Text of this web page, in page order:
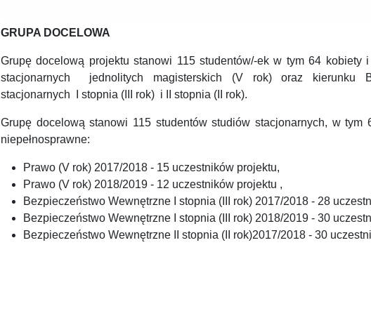
GRUPA DOCELOWA
Grupę docelową projektu stanowi 115 studentów/-ek w tym 64 kobiety
stacjonarnych jednolitych magisterskich (V rok) oraz kierunku
stacjonarnych I stopnia (III rok) i II stopnia (II rok).
Grupę docelową stanowi 115 studentów studiów stacjonarnych, w
niepełnosprawne:
Prawo (V rok) 2017/2018 - 15 uczestników projektu,
Prawo (V rok) 2018/2019 - 12 uczestników projektu ,
Bezpieczeństwo Wewnętrzne I stopnia (III rok) 2017/2018 - 28
Bezpieczeństwo Wewnętrzne I stopnia (III rok) 2018/2019 - 30
Bezpieczeństwo Wewnętrzne II stopnia (II rok)2017/2018 - 30